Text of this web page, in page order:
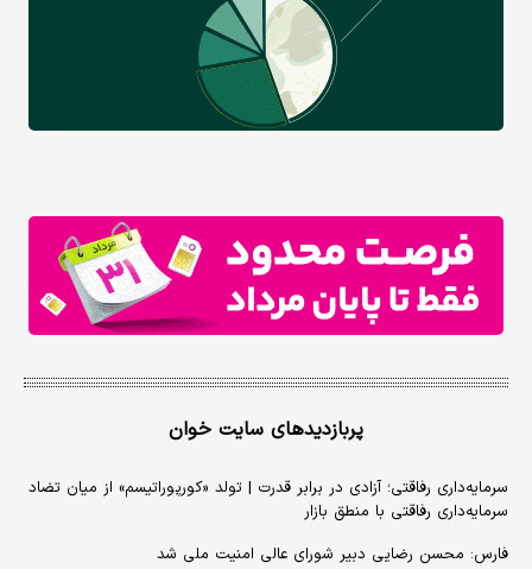
پربازدیدهای سایت خوان
سرمایه‌داری رفاقتی؛ آزادی در برابر قدرت | تولد «کورپوراتیسم» از میان تضاد
سرمایه‌داری رفاقتی با منطق بازار
فارس: محسن رضایی دبیر شورای عالی امنیت ملی شد